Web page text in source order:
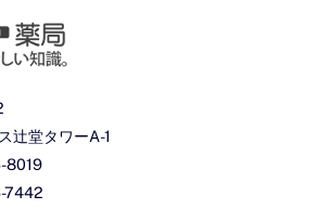
辻堂タワーA-1
8019
7442